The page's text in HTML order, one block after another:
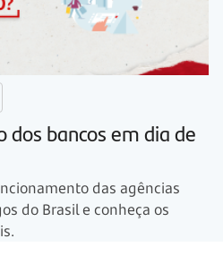
bancos em dia de
das agências
do Brasil e conheça os